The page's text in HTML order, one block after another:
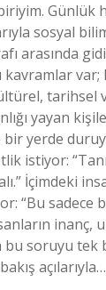
Günlük
sosyal
arasında
kavramlar
tarihsel
yayan
yerde
istiyor:
İçimdeki
“Bu sadece
inanç,
bu soruyu tek
açılarıyla…